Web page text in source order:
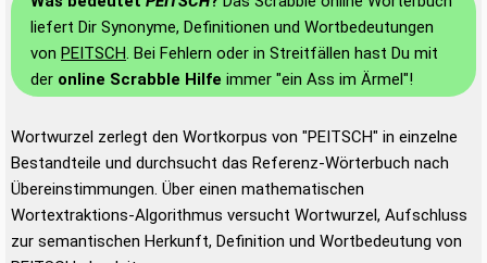
liefert Dir Synonyme, Definitionen und Wortbedeutungen
von PEITSCH. Bei Fehlern oder in Streitfällen hast Du mit
der online Scrabble Hilfe immer "ein Ass im Ärmel"!
Wortwurzel zerlegt den Wortkorpus von "PEITSCH" in einzelne
Bestandteile und durchsucht das Referenz-Wörterbuch nach
Übereinstimmungen. Über einen mathematischen
Wortextraktions-Algorithmus versucht Wortwurzel, Aufschluss
zur semantischen Herkunft, Definition und Wortbedeutung von